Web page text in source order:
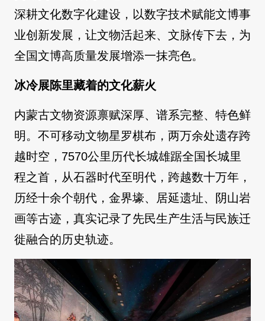
深耕文化数字化建设，以数字技术赋能文博事
业创新发展，让文物活起来、文脉传下去，为
全国文博高质量发展增添一抹亮色。
冰冷展陈里藏着的文化薪火
内蒙古文物资源禀赋深厚、谱系完整、特色鲜
明。不可移动文物星罗棋布，两万余处遗存跨
越时空，7570公里历代长城雄踞全国长城里
程之首，从石器时代至明代，跨越数十万年，
历经十余个朝代，金界壕、居延遗址、阴山岩
画等古迹，真实记录了先民生产生活与民族迁
徙融合的历史轨迹。